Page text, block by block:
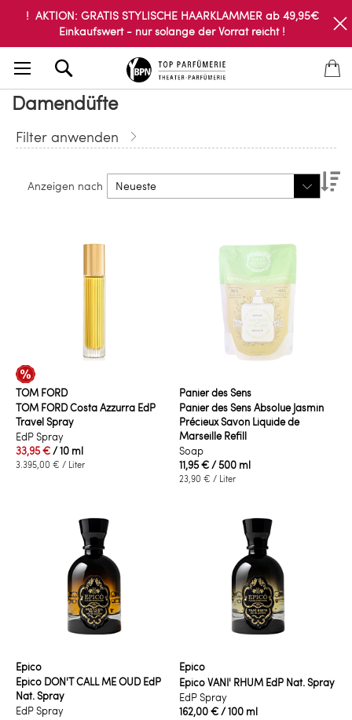
! AKTION: GRATIS STYLISCHE HAARKLAMMER ab 49,95€
Einkaufswert - nur solange der Vorrat reicht !
Damendüfte
Filter anwenden
Anzeigen nach
TOM FORD
TOM FORD Costa Azzurra EdP
Travel Spray
EdP Spray
33,95 €/ 10 ml
3.395,00 € / Liter
Panier des Sens
Panier des Sens Absolue Jasmin
Précieux Savon Liquide de
Marseille Refill
Soap
11,95 €/ 500 ml
23,90 € / Liter
Epico
Epico DON'T CALL ME OUD EdP
Nat. Spray
EdP Spray
Epico
Epico VANI' RHUM EdP Nat. Spray
EdP Spray
162,00 €/ 100 ml